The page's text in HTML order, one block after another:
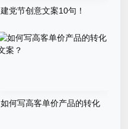
建党节创意文案10句！
如何写高客单价产品的转化